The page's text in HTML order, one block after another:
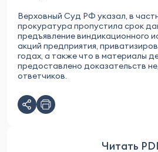
Верховный Суд РФ указал, в
прокуратура пропустила срок
предъявление виндикационного
акций предприятия,
годах, а также что в материалы
предоставлено доказательств
ответчиков.
Читать